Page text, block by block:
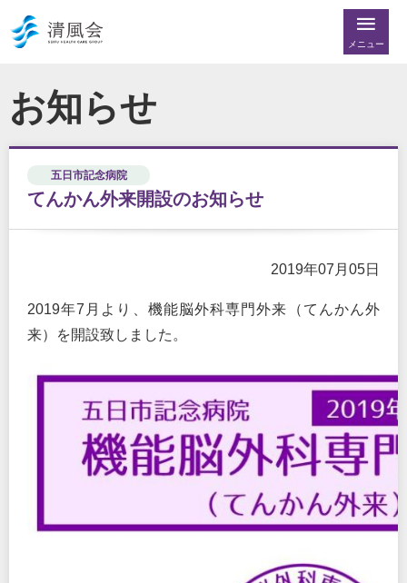
メニュー
お知らせ
五日市記念病院
てんかん外来開設のお知らせ
2019年07月05日
2019年7月より、機能脳外科専門外来（てんかん外
来）を開設致しました。